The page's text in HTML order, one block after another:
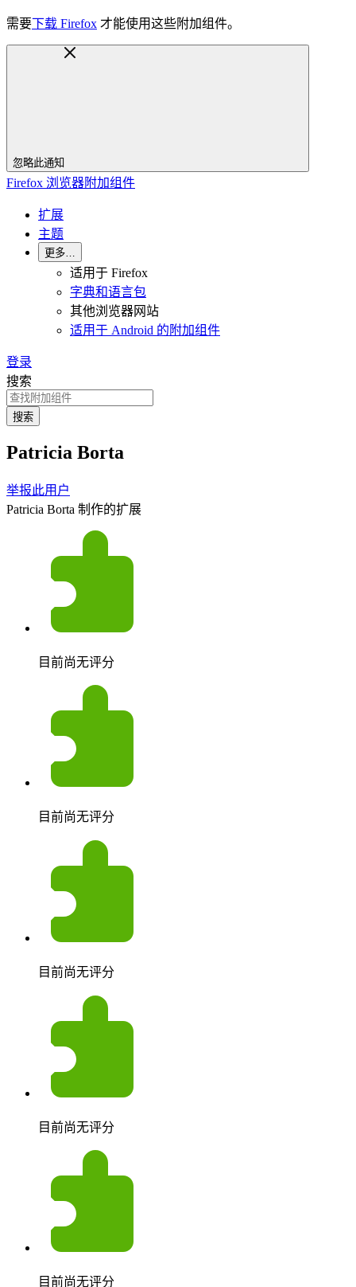
需要下载 Firefox 才能使用这些附加组件。
忽略此通知
Firefox 浏览器附加组件
扩展
主题
更多…
适用于 Firefox
字典和语言包
其他浏览器网站
适用于 Android 的附加组件
登录
搜索
搜索
Patricia Borta
举报此用户
Patricia Borta 制作的扩展
目前尚无评分
目前尚无评分
目前尚无评分
目前尚无评分
目前尚无评分